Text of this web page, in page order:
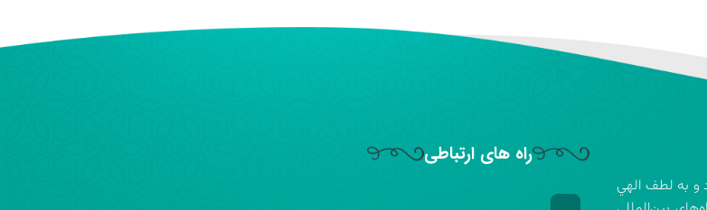
اصفهان فعاليت خود را در سال ۱۳۷۲ آغاز نمود و به لطف الهي
راه های ارتباطی